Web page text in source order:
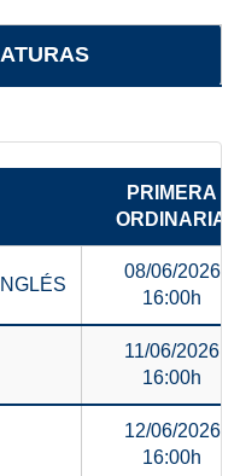
PRIMERA
ORDINARIA
08/06/2026
16:00h
11/06/2026
16:00h
12/06/2026
16:00h